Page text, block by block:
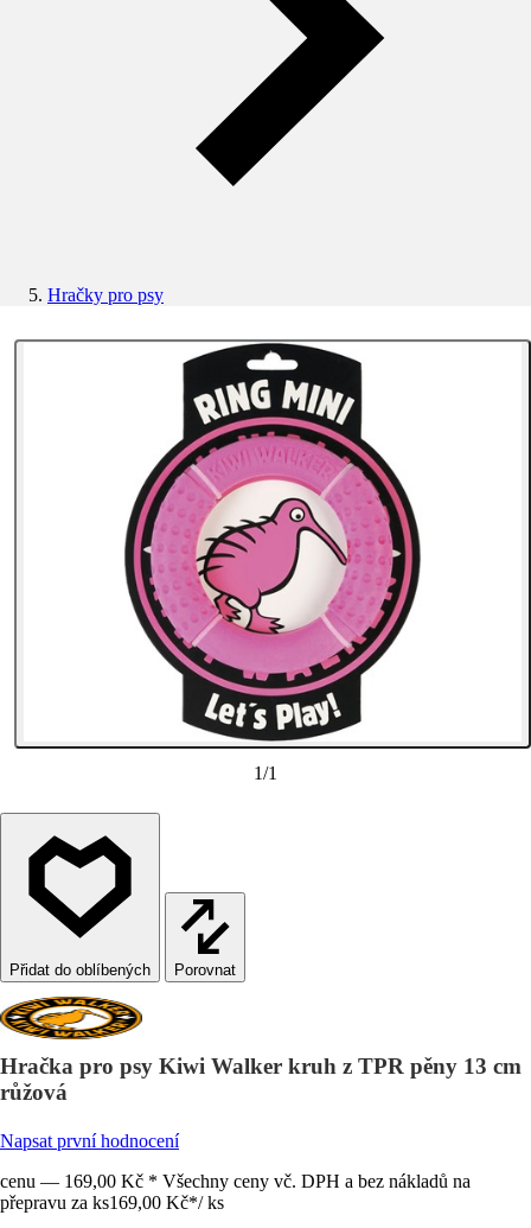
Hračky pro psy
1/1
Porovnat
Hračka pro psy Kiwi Walker kruh z TPR pěny 13 cm
růžová
Napsat první hodnocení
cenu — 169,00 Kč * Všechny ceny vč. DPH a bez nákladů na
přepravu za ks169,00 Kč*/ ks